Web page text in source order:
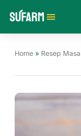
Home » Resep